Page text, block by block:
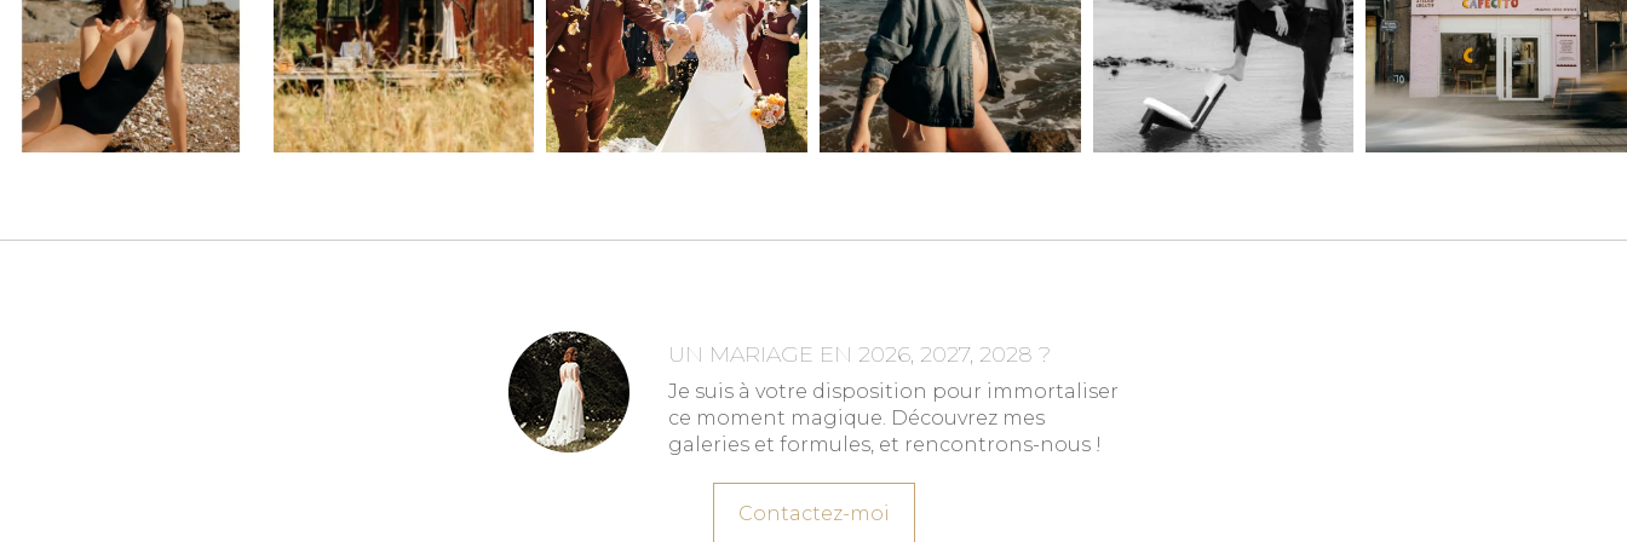
UN MARIAGE EN 2026, 2027, 2028 ?
Je suis à votre disposition pour immortaliser
ce moment magique. Découvrez mes
galeries et formules, et rencontrons-nous !
Contactez-moi